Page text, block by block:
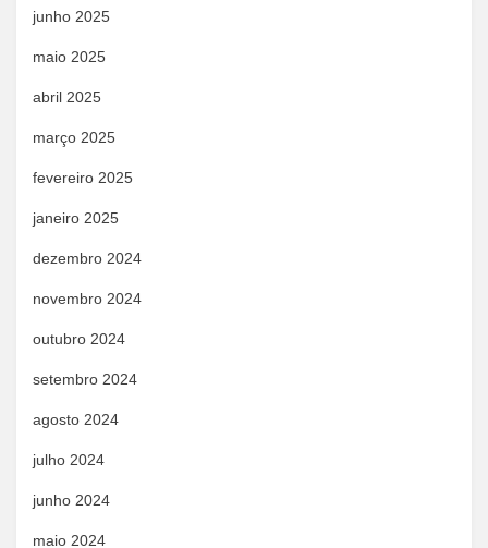
junho 2025
maio 2025
abril 2025
março 2025
fevereiro 2025
janeiro 2025
dezembro 2024
novembro 2024
outubro 2024
setembro 2024
agosto 2024
julho 2024
junho 2024
maio 2024